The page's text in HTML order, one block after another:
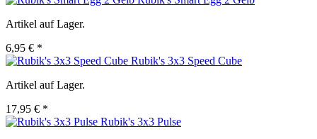
Artikel auf Lager.
6,95 € *
Rubik's 3x3 Speed Cube
Artikel auf Lager.
17,95 € *
Rubik's 3x3 Pulse